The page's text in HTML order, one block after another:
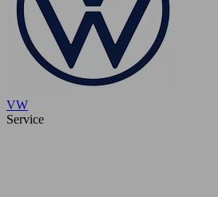
VW
Service